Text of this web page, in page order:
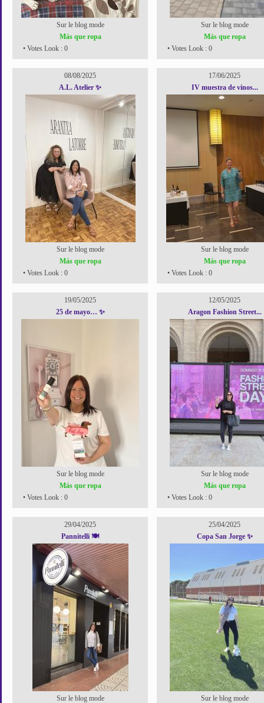
Sur le blog mode
Más que ropa
• Votes Look : 0
Sur le blog mode
Más que ropa
• Votes Look : 0
08/08/2025
A.L. Atelier ✨
Sur le blog mode
Más que ropa
• Votes Look : 0
17/06/2025
IV muestra de vinos...
Sur le blog mode
Más que ropa
• Votes Look : 0
19/05/2025
25 de mayo… ✨
Sur le blog mode
Más que ropa
• Votes Look : 0
12/05/2025
Aragon Fashion Street...
Sur le blog mode
Más que ropa
• Votes Look : 0
29/04/2025
Pannitelli 🍽️
Sur le blog mode
25/04/2025
Copa San Jorge ✨
Sur le blog mode